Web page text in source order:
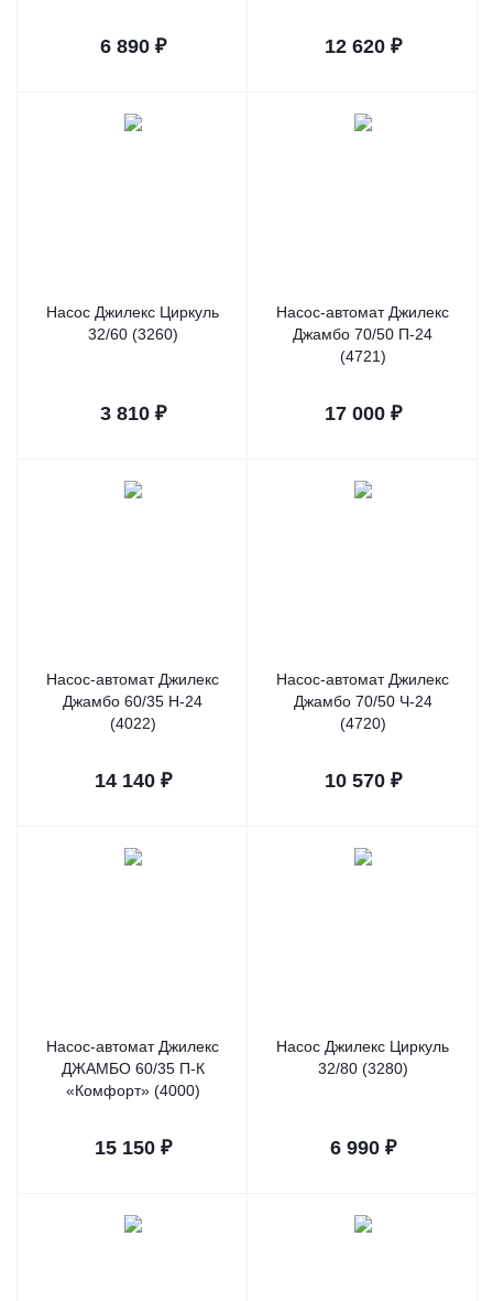
6 890₽ 12 620₽
Насос Джилекс Циркуль
32/60 (3260)
3 810₽
Насос-автомат Джилекс
Джамбо 70/50 П-24
(4721)
17 000₽
Насос-автомат Джилекс
Джамбо 60/35 Н-24
(4022)
14 140₽
Насос-автомат Джилекс
Джамбо 70/50 Ч-24
(4720)
10 570₽
Насос-автомат Джилекс
ДЖАМБО 60/35 П-К
«Комфорт» (4000)
15 150₽
Насос Джилекс Циркуль
32/80 (3280)
6 990₽